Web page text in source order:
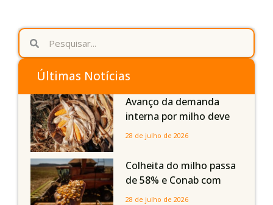
Últimas Notícias
Avanço da demanda
interna por milho deve
compensar aumento da
em Mato Grosso, aponta
Imea
28 de julho de 2026
Colheita do milho passa
de 58% e Conab com
boas produtividades em
28 de julho de 2026